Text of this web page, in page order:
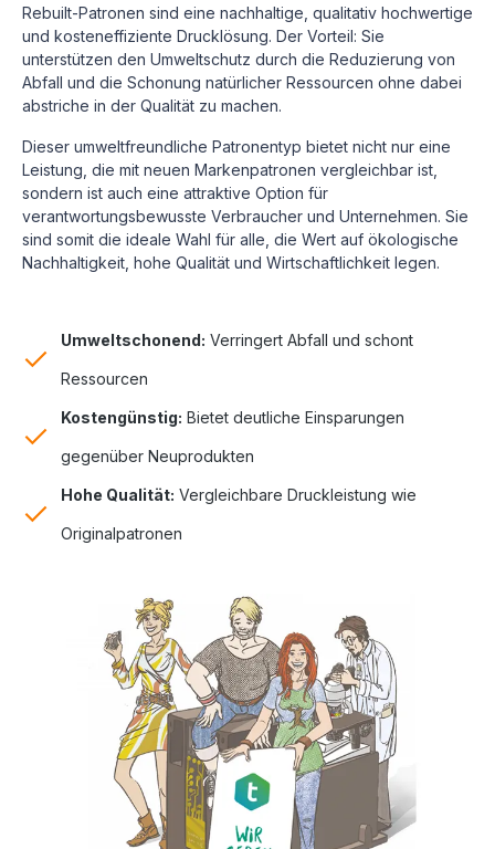
Rebuilt-Patronen sind eine nachhaltige, qualitativ hochwertige
und kosteneffiziente Drucklösung. Der Vorteil: Sie
unterstützen den Umweltschutz durch die Reduzierung von
Abfall und die Schonung natürlicher Ressourcen ohne dabei
abstriche in der Qualität zu machen.
Dieser umweltfreundliche Patronentyp bietet nicht nur eine
Leistung, die mit neuen Markenpatronen vergleichbar ist,
sondern ist auch eine attraktive Option für
verantwortungsbewusste Verbraucher und Unternehmen. Sie
sind somit die ideale Wahl für alle, die Wert auf ökologische
Nachhaltigkeit, hohe Qualität und Wirtschaftlichkeit legen.
Umweltschonend: Verringert Abfall und schont
Ressourcen
Kostengünstig: Bietet deutliche Einsparungen
gegenüber Neuprodukten
Hohe Qualität: Vergleichbare Druckleistung wie
Originalpatronen